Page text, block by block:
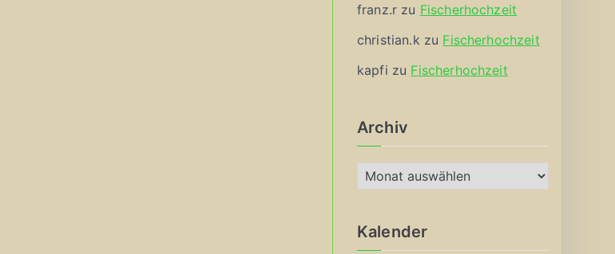
franz.r zu Fischerhochzeit
christian.k zu Fischerhochzeit
kapfi zu Fischerhochzeit
Archiv
r
h
Kalender